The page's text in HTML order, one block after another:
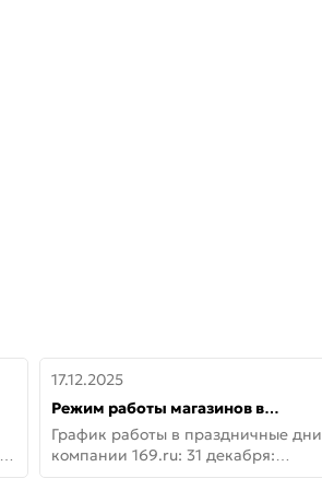
17.12.2025
Режим работы магазинов в
праздничные дни с 31 декабря по
11 января
График работы в праздничные дни
компании 169.ru: 31 декабря:
Заказы, самовывоз и доставки —